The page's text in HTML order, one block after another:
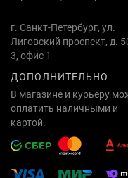
г. Санкт-Петербург, ул.
Лиговский проспект, д.
3, офис 1
ДОПОЛНИТЕЛЬНО
В магазине и курьеру
оплатить наличными и
картой.